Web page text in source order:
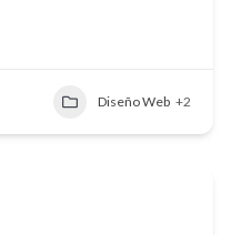
Diseño Web +2